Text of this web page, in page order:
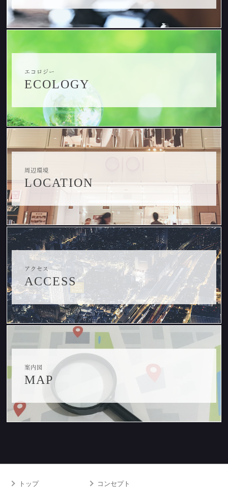
エコロジー
ECOLOGY
周辺環境
LOCATION
アクセス
ACCESS
案内図
MAP
トップ
コンセプト